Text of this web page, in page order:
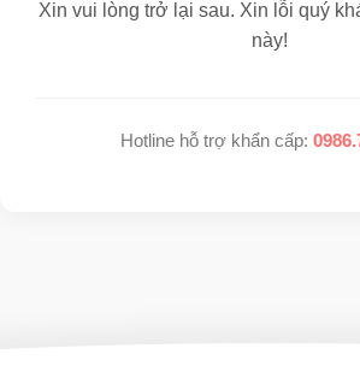
Xin vui lòng trở lại sau. Xin lỗi quý
này!
Hotline hỗ trợ khẩn cấp: